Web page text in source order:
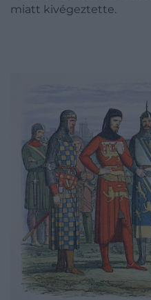
miatt kivégeztette.